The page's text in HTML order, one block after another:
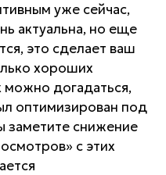
уже сейчас,
актуальна, но еще
это сделает ваш
хороших
можно догадаться,
оптимизирован под
заметите снижение
с этих